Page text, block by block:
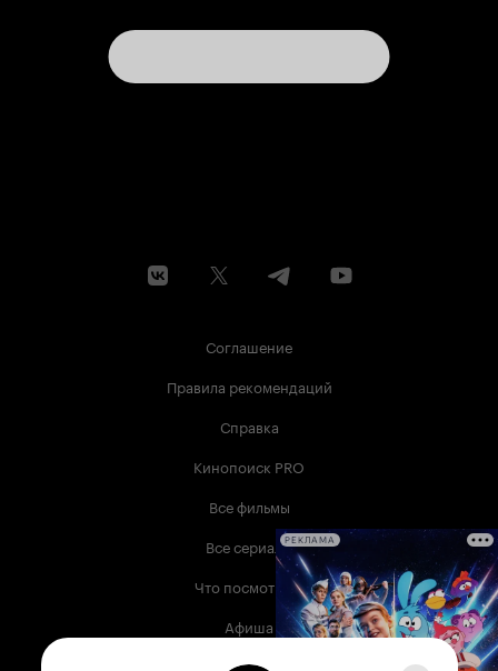
Соглашение
Правила рекомендаций
Справка
Кинопоиск PRO
Все фильмы
Все сериалы
Что посмотреть
Афиша
Музыка
РЕКЛАМА